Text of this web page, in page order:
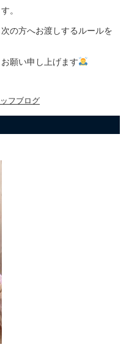
。
の方へお渡しするルールを
願い申し上げます
フブログ